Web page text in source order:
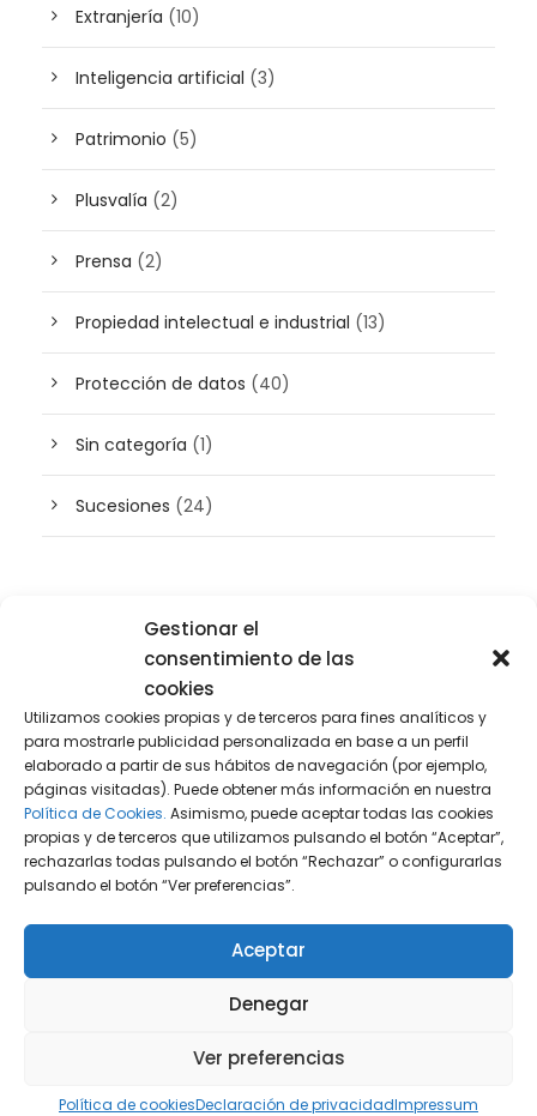
Gestionar el
consentimiento de las
cookies
Utilizamos cookies propias y de terceros para fines analíticos y
para mostrarle publicidad personalizada en base a un perfil
elaborado a partir de sus hábitos de navegación (por ejemplo,
páginas visitadas). Puede obtener más información en nuestra
Política de Cookies. Asimismo, puede aceptar todas las cookies
propias y de terceros que utilizamos pulsando el botón “Aceptar”,
rechazarlas todas pulsando el botón “Rechazar” o configurarlas
pulsando el botón “Ver preferencias”.
Aceptar
Denegar
Ver preferencias
Política de cookiesDeclaración de privacidadImpressum
Extranjería (10)
Inteligencia artificial (3)
Patrimonio (5)
Plusvalía (2)
Prensa (2)
Propiedad intelectual e industrial (13)
Protección de datos (40)
Sin categoría (1)
Sucesiones (24)
Buscador de artículos
DiG ABOGADOS
DiG Abogados es un despacho de abogados
multidisciplinar especializado en las materias de
fiscalidad y mercantil. Llevamos más de 50 años al